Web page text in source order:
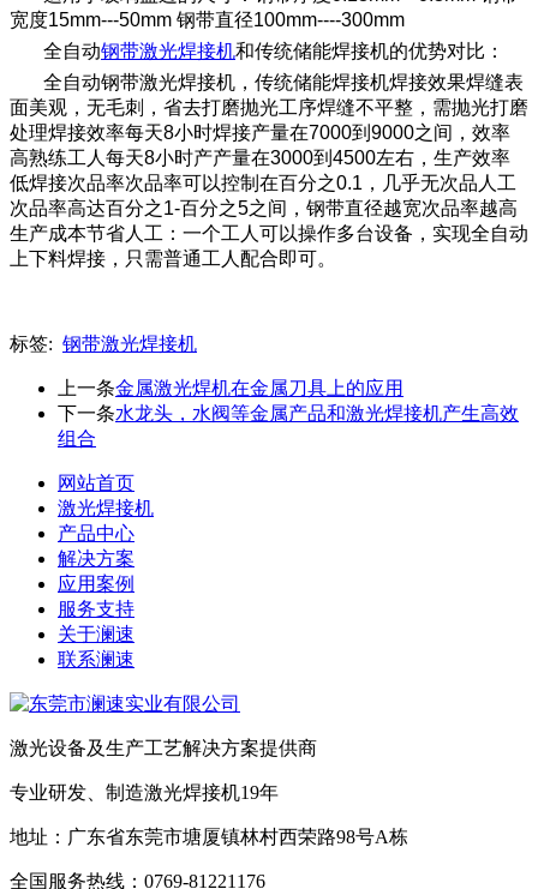
宽度15mm---50mm 钢带直径100mm----300mm
全自动钢带激光焊接机和传统储能焊接机的优势对比：
全自动钢带激光焊接机，传统储能焊接机焊接效果焊缝表
面美观，无毛刺，省去打磨抛光工序焊缝不平整，需抛光打磨
处理焊接效率每天8小时焊接产量在7000到9000之间，效率
高熟练工人每天8小时产产量在3000到4500左右，生产效率
低焊接次品率次品率可以控制在百分之0.1，几乎无次品人工
次品率高达百分之1-百分之5之间，钢带直径越宽次品率越高
生产成本节省人工：一个工人可以操作多台设备，实现全自动
上下料焊接，只需普通工人配合即可。
标签: 钢带激光焊接机
上一条金属激光焊机在金属刀具上的应用
下一条水龙头，水阀等金属产品和激光焊接机产生高效
组合
网站首页
激光焊接机
产品中心
解决方案
应用案例
服务支持
关于澜速
联系澜速
激光设备及生产工艺解决方案提供商
专业研发、制造激光焊接机19年
地址：广东省东莞市塘厦镇林村西荣路98号A栋
全国服务热线：0769-81221176